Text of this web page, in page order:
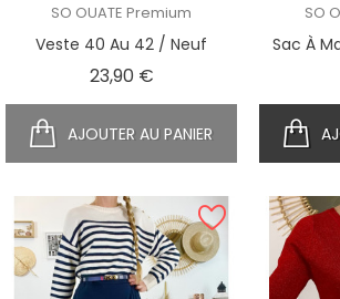
SO OUATE Premium
Veste 40 Au 42 / Neuf
23,90 €Prix
AJOUTER AU PANIER
SO
Sac À